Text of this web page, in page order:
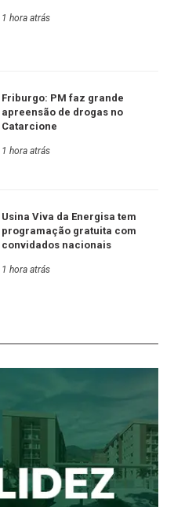
1 hora atrás
Friburgo: PM faz grande
apreensão de drogas no
Catarcione
1 hora atrás
Usina Viva da Energisa tem
programação gratuita com
convidados nacionais
1 hora atrás